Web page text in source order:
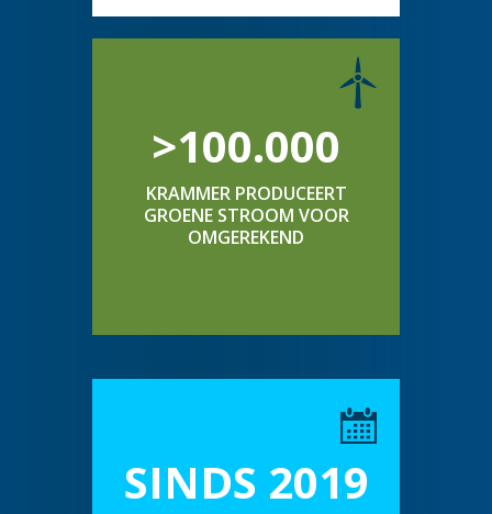
>100.000
KRAMMER PRODUCEERT
GROENE STROOM VOOR
OMGEREKEND
SINDS 2019